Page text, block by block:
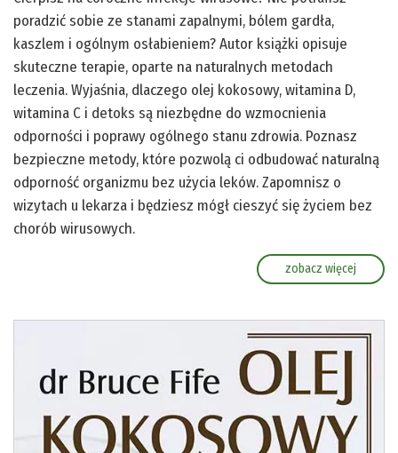
poradzić sobie ze stanami zapalnymi, bólem gardła,
kaszlem i ogólnym osłabieniem? Autor książki opisuje
skuteczne terapie, oparte na naturalnych metodach
leczenia. Wyjaśnia, dlaczego olej kokosowy, witamina D,
witamina C i detoks są niezbędne do wzmocnienia
odporności i poprawy ogólnego stanu zdrowia. Poznasz
bezpieczne metody, które pozwolą ci odbudować naturalną
odporność organizmu bez użycia leków. Zapomnisz o
wizytach u lekarza i będziesz mógł cieszyć się życiem bez
chorób wirusowych.
zobacz więcej